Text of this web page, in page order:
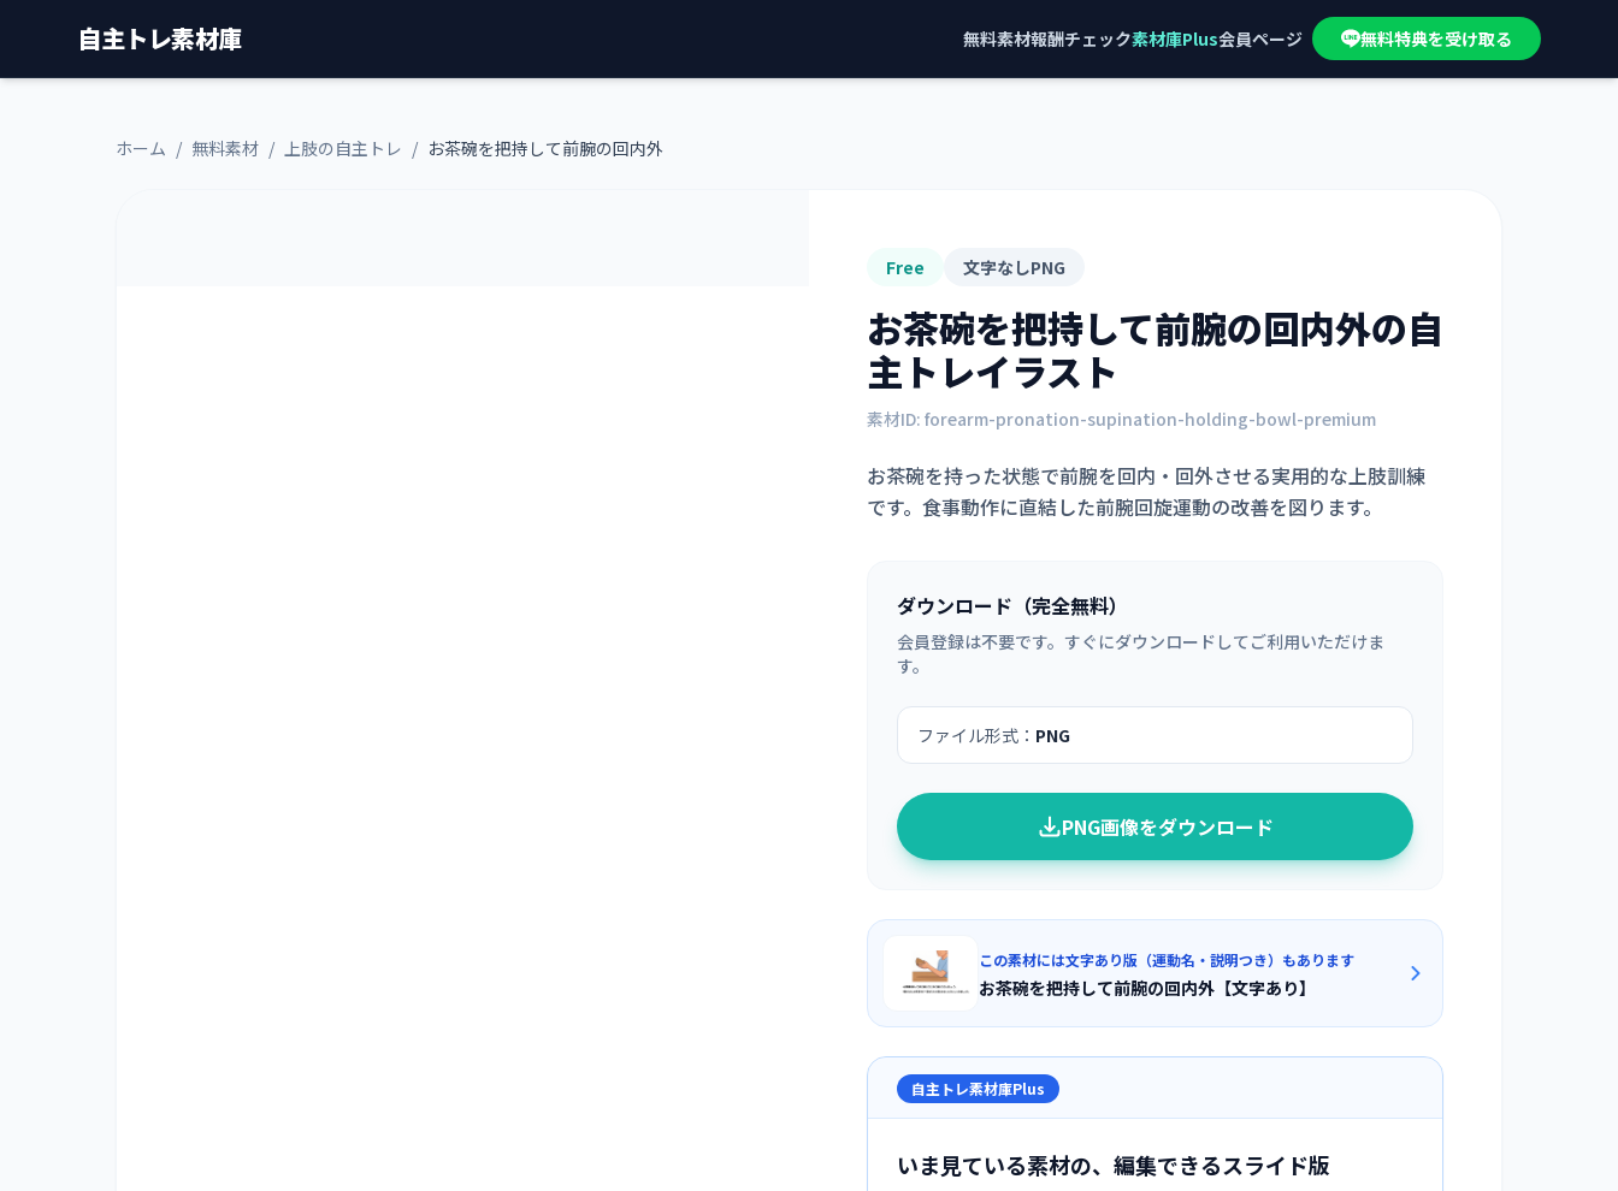
自主トレ素材庫 無料素材報酬チェック素材庫Plus会員ページ 無料特典を受け取る
ホーム / 無料素材 / 上肢の自主トレ / お茶碗を把持して前腕の回内外
Free 文字なしPNG
お茶碗を把持して前腕の回内外の自
主トレイラスト
素材ID: forearm-pronation-supination-holding-bowl-premium
お茶碗を持った状態で前腕を回内・回外させる実用的な上肢訓練
です。食事動作に直結した前腕回旋運動の改善を図ります。
ダウンロード（完全無料）
会員登録は不要です。すぐにダウンロードしてご利用いただけま
す。
ファイル形式： PNG
PNG画像をダウンロード
この素材には文字あり版（運動名・説明つき）もあります
お茶碗を把持して前腕の回内外【文字あり】
自主トレ素材庫Plus
いま見ている素材の、編集できるスライド版